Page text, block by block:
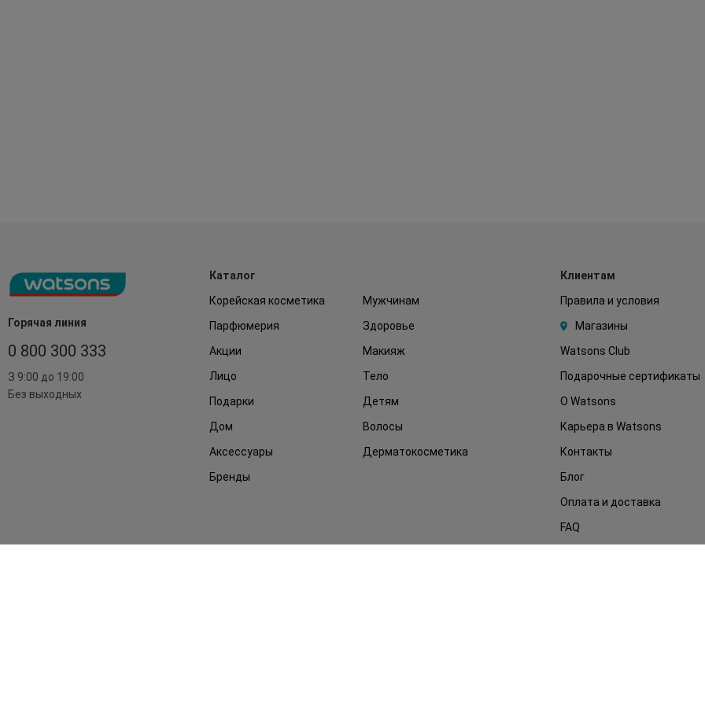
Горячая линия
0 800 300 333
З 9:00 до 19:00
Без выходных
Каталог
Корейская косметика
Мужчинам
Парфюмерия
Здоровье
Акции
Макияж
Лицо
Тело
Подарки
Детям
Дом
Волосы
Аксессуары
Дерматокосметика
Бренды
Клиентам
Правила и условия
Магазины
Watsons Club
Подарочные сертификаты
О Watsons
Карьера в Watsons
Контакты
Блог
Оплата и доставка
FAQ